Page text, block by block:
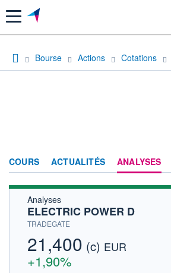
Menu
Bourse Actions Cotations
COURS ACTUALITÉS ANALYSES
Analyses
ELECTRIC POWER D
TRADEGATE
21,400 (c) EUR
+1,90%